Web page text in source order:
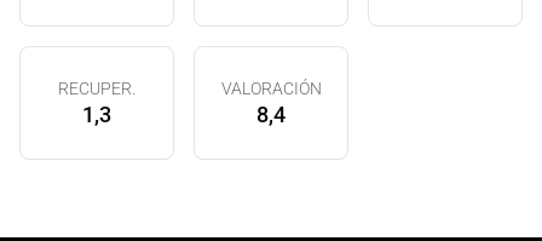
RECUPER.
1,3
VALORACIÓN
8,4